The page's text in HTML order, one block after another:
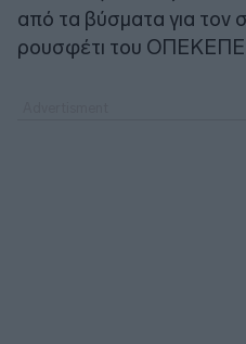
από τα βύσματα για τον
ρουσφέτι του